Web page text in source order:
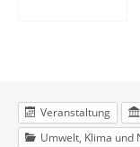
Veranstaltung
Umwelt, Klima und